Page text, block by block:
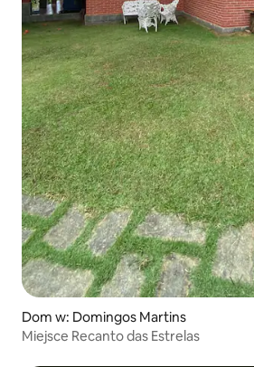
Dom w: Domingos Martins
Miejsce Recanto das Estrelas